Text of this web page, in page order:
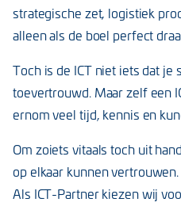
strategische zet, logistiek
alleen als de boel perfect
Toch is de ICT niet iets dat je
toevertrouwd. Maar zelf een
ernom veel tijd, kennis en
Om zoiets vitaals toch uit
op elkaar kunnen vertrouwen.
Als ICT-Partner kiezen wij